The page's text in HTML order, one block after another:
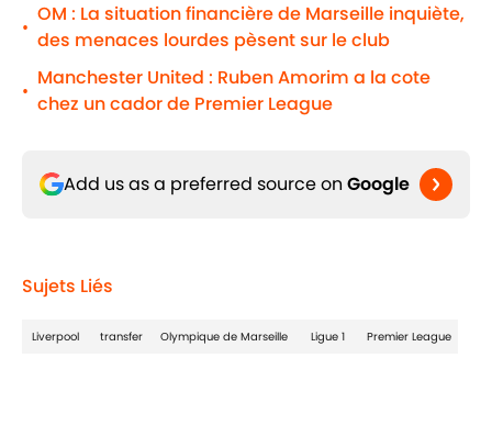
•
OM : La situation financière de Marseille inquiète,
des menaces lourdes pèsent sur le club
•
Manchester United : Ruben Amorim a la cote
chez un cador de Premier League
Add us as a preferred source on Google
Sujets Liés
Liverpool transfer Olympique de Marseille Ligue 1 Premier League